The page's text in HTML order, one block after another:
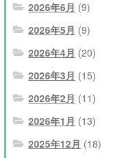
2026年6月 (9)
2026年5月 (9)
2026年4月 (20)
2026年3月 (15)
2026年2月 (11)
2026年1月 (13)
2025年12月 (18)